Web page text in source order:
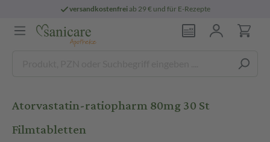
versandkostenfreiab 29 € und für E-Rezepte
Atorvastatin-ratiopharm 80mg 30 St
Filmtabletten